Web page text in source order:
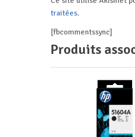
traitées.
[fbcommentssync]
Produits